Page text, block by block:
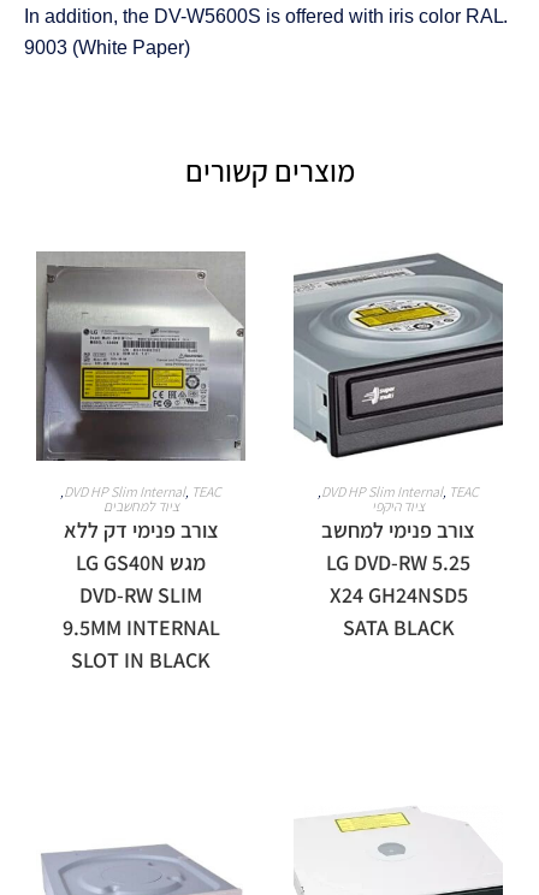
.In addition, the DV-W5600S is offered with iris color RAL
9003 (White Paper)
מוצרים קשורים
מידע נוסף
DVD HP Slim Internal, TEAC
,
ציוד היקפי
צורב פנימי למחשב
5.25 LG DVD-RW
X24 GH24NSD5
SATA BLACK
מידע נוסף
DVD HP Slim Internal, TEAC
,
ציוד למחשבים
צורב פנימי דק ללא
מגש LG GS40N
DVD-RW SLIM
9.5MM INTERNAL
SLOT IN BLACK